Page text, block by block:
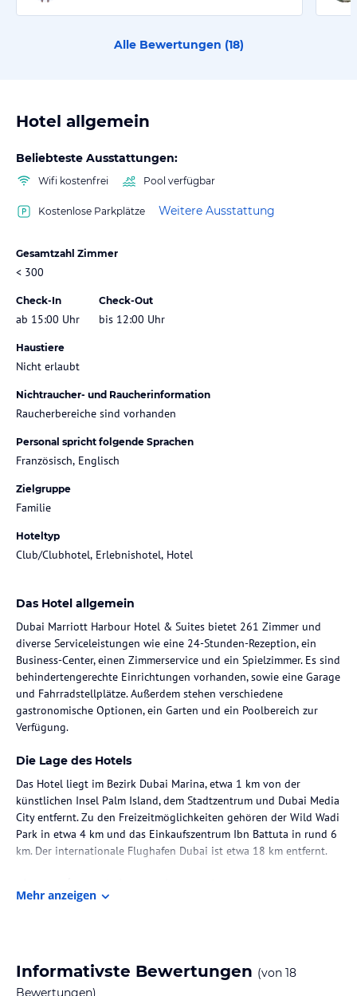
Alle Bewertungen (18)
Hotel allgemein
Beliebteste Ausstattungen:
Wifi kostenfrei Pool verfügbar
Kostenlose Parkplätze Weitere Ausstattung
Gesamtzahl Zimmer
< 300
Check-In
ab 15:00 Uhr
Check-Out
bis 12:00 Uhr
Haustiere
Nicht erlaubt
Nichtraucher- und Raucherinformation
Raucherbereiche sind vorhanden
Personal spricht folgende Sprachen
Französisch, Englisch
Zielgruppe
Familie
Hoteltyp
Club/Clubhotel, Erlebnishotel, Hotel
Das Hotel allgemein
Dubai Marriott Harbour Hotel & Suites bietet 261 Zimmer und
diverse Serviceleistungen wie eine 24-Stunden-Rezeption, ein
Business-Center, einen Zimmerservice und ein Spielzimmer. Es sind
behindertengerechte Einrichtungen vorhanden, sowie eine Garage
und Fahrradstellplätze. Außerdem stehen verschiedene
gastronomische Optionen, ein Garten und ein Poolbereich zur
Verfügung.
Die Lage des Hotels
Das Hotel liegt im Bezirk Dubai Marina, etwa 1 km von der
künstlichen Insel Palm Island, dem Stadtzentrum und Dubai Media
City entfernt. Zu den Freizeitmöglichkeiten gehören der Wild Wadi
Park in etwa 4 km und das Einkaufszentrum Ibn Battuta in rund 6
km. Der internationale Flughafen Dubai ist etwa 18 km entfernt.
Badezimmer sind mit Dusche und Badewanne ausgestattet.
Mehr anzeigen
Informativste Bewertungen (von 18
Bewertungen)